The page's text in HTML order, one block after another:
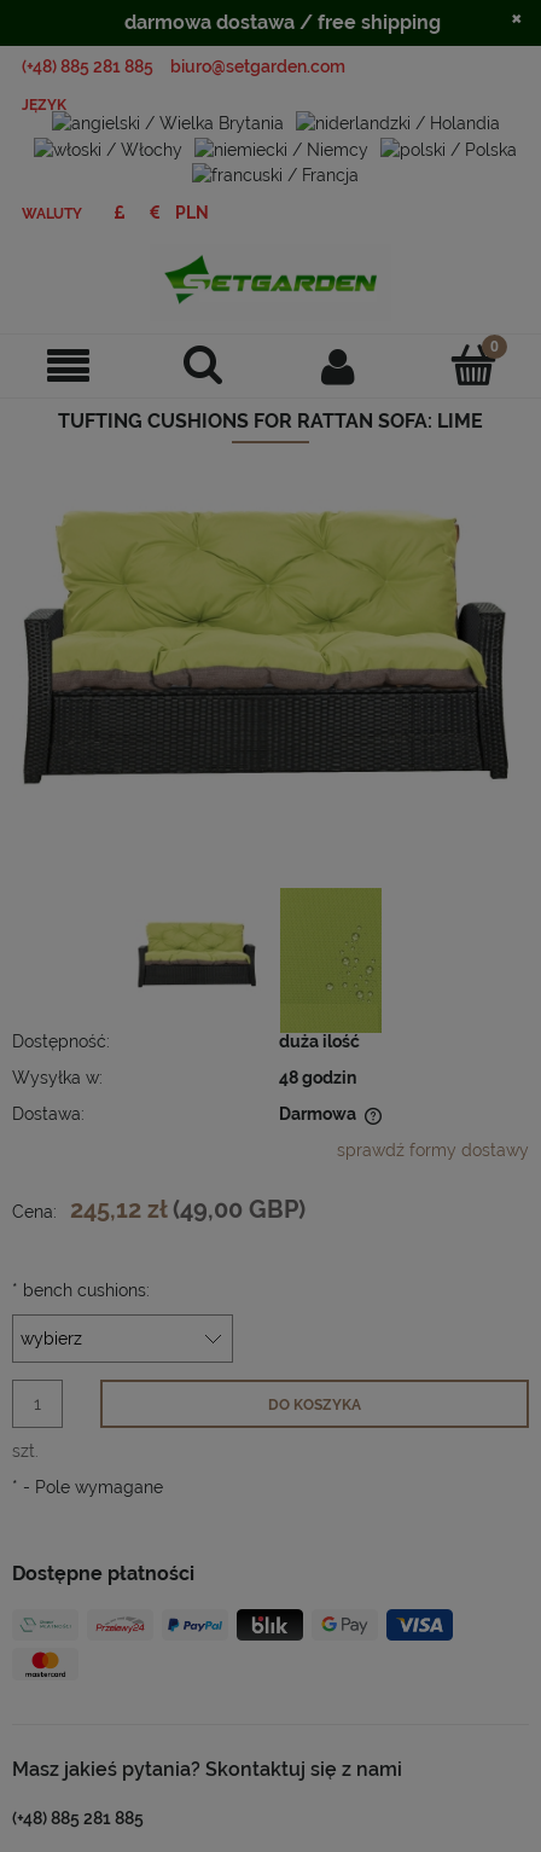
(+48) 885 281 885 biuro@setgarden.com
JĘZYK
WALUTY
TUFTING CUSHIONS FOR RATTAN SOFA: LIME
Dostępność:
duża ilość
Wysyłka w:
48 godzin
Dostawa:
Darmowa
sprawdź formy dostawy
Dostępne płatności
Masz jakieś pytania? Skontaktuj się z nami
(+48) 885 281 885
Cena: 245,12 zł (49,00 GBP)
* bench cushions:
szt.
DO KOSZYKA
* - Pole wymagane
darmowa dostawa / free shipping ×